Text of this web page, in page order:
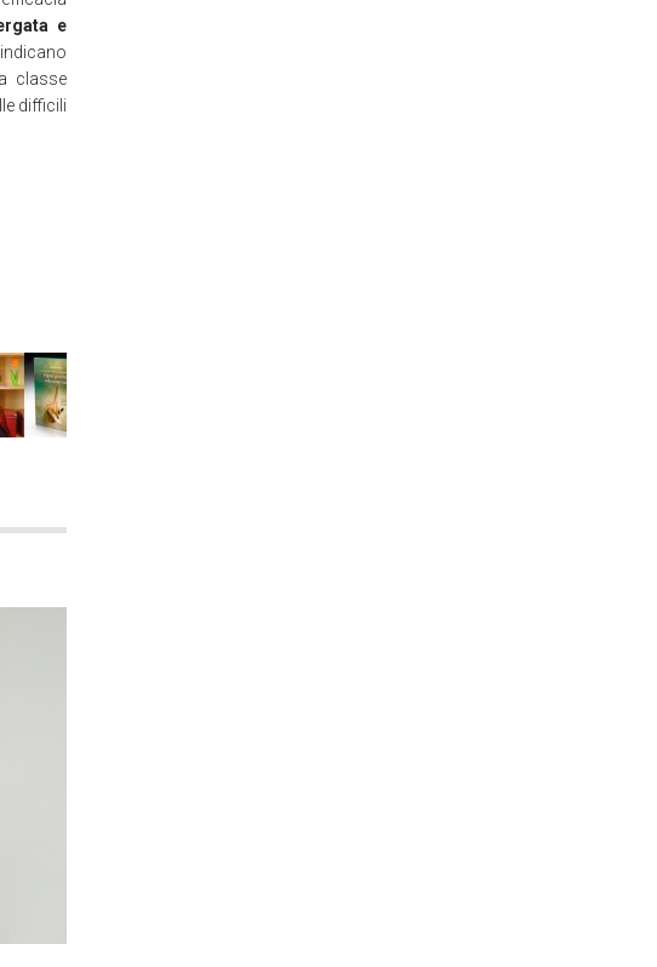
e
indicano
classe
difficili